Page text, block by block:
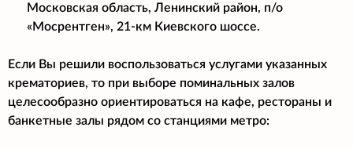
Московская область, Ленинский район, п/о
«Мосрентген», 21-км Киевского шоссе.
Если Вы решили воспользоваться услугами указанных
крематориев, то при выборе поминальных залов
целесообразно ориентироваться на кафе, рестораны и
банкетные залы рядом со станциями метро: